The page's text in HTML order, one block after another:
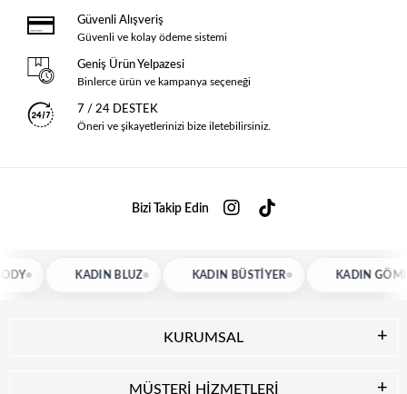
Güvenli Alışveriş
Güvenli ve kolay ödeme sistemi
Geniş Ürün Yelpazesi
Binlerce ürün ve kampanya seçeneği
7 / 24 DESTEK
Öneri ve şikayetlerinizi bize iletebilirsiniz.
Bizi Takip Edin
KADIN BLUZ KADIN BÜSTIYER KADIN GÖMLEK
KURUMSAL
MÜŞTERİ HİZMETLERİ